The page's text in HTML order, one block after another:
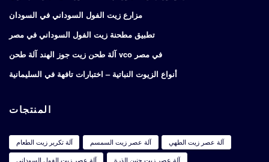
مزارع زيت الفول السوداني في السودان
تطبيق مطحنة زيت الفول السوداني في مصر
آلة طحن زيت جوز الهند آلة طحن vco في مصر
أنواع الزيوت النباتية – اختبارات تافهة في السليمانية
المنتجات
آلة تكرير زيت الطعام آلة عصر زيت السمسم
آلة عصر زيت الطهي
آلة عصر زيت الفول السوداني
آلة عصر زيت جنين الذرة